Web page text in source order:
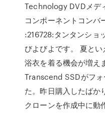
Technology DVDメデ
コンポーネントコンバ
:216728:タンタンショ
びよびよです。 夏と
浴衣を着る機会が増え
Transcend SSDがフ
た。昨日購入したばか
クローンを作成中に動